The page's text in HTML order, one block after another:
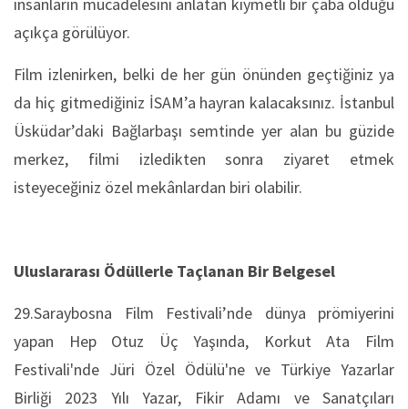
açıkça görülüyor.
Film izlenirken, belki de her gün önünden geçtiğiniz ya
da hiç gitmediğiniz İSAM’a hayran kalacaksınız. İstanbul
Üsküdar’daki Bağlarbaşı semtinde yer alan bu güzide
merkez, filmi izledikten sonra ziyaret etmek
isteyeceğiniz özel mekânlardan biri olabilir.
Uluslararası Ödüllerle Taçlanan Bir Belgesel
29.Saraybosna Film Festivali’nde dünya prömiyerini
yapan Hep Otuz Üç Yaşında, Korkut Ata Film
Festivali'nde Jüri Özel Ödülü'ne ve Türkiye Yazarlar
Birliği 2023 Yılı Yazar, Fikir Adamı ve Sanatçıları